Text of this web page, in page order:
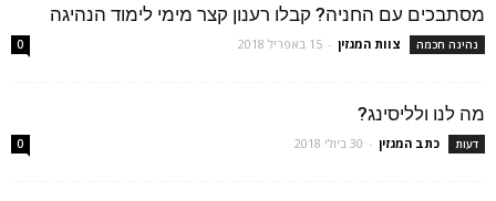
מסתבכים עם החניה? קבלו רענון קצר מימי לימוד הנהיגה
נהיגה חכמה צוות המגזין - 15 באפריל 2018 0
מה לנו ולליסינג?
דעות כתב המגזין - 30 ביולי 2018 0